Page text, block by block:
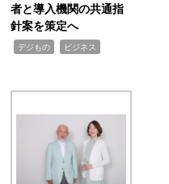
者と導入機関の共通指
針案を策定へ
デジもの ビジネス